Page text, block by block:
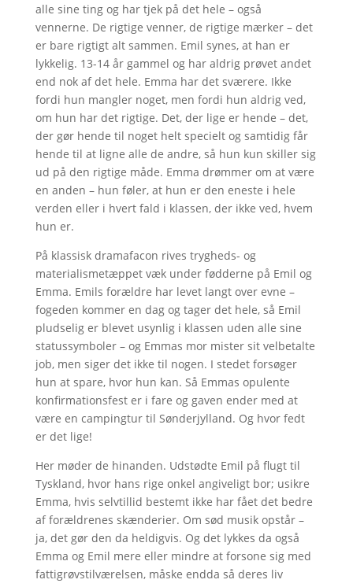
alle sine ting og har tjek på det hele – også
vennerne. De rigtige venner, de rigtige mærker – det
er bare rigtigt alt sammen. Emil synes, at han er
lykkelig. 13-14 år gammel og har aldrig prøvet andet
end nok af det hele. Emma har det sværere. Ikke
fordi hun mangler noget, men fordi hun aldrig ved,
om hun har det rigtige. Det, der lige er hende – det,
der gør hende til noget helt specielt og samtidig får
hende til at ligne alle de andre, så hun kun skiller sig
ud på den rigtige måde. Emma drømmer om at være
en anden – hun føler, at hun er den eneste i hele
verden eller i hvert fald i klassen, der ikke ved, hvem
hun er.
På klassisk dramafacon rives trygheds- og
materialismetæppet væk under fødderne på Emil og
Emma. Emils forældre har levet langt over evne –
fogeden kommer en dag og tager det hele, så Emil
pludselig er blevet usynlig i klassen uden alle sine
statussymboler – og Emmas mor mister sit velbetalte
job, men siger det ikke til nogen. I stedet forsøger
hun at spare, hvor hun kan. Så Emmas opulente
konfirmationsfest er i fare og gaven ender med at
være en campingtur til Sønderjylland. Og hvor fedt
er det lige!
Her møder de hinanden. Udstødte Emil på flugt til
Tyskland, hvor hans rige onkel angiveligt bor; usikre
Emma, hvis selvtillid bestemt ikke har fået det bedre
af forældrenes skænderier. Om sød musik opstår –
ja, det gør den da heldigvis. Og det lykkes da også
Emma og Emil mere eller mindre at forsone sig med
fattigrøvstilværelsen, måske endda så deres liv